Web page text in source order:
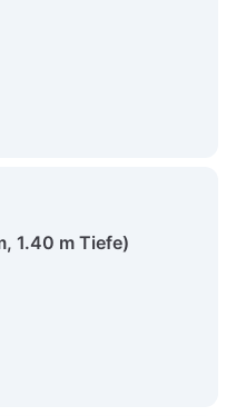
1.40 m Tiefe)